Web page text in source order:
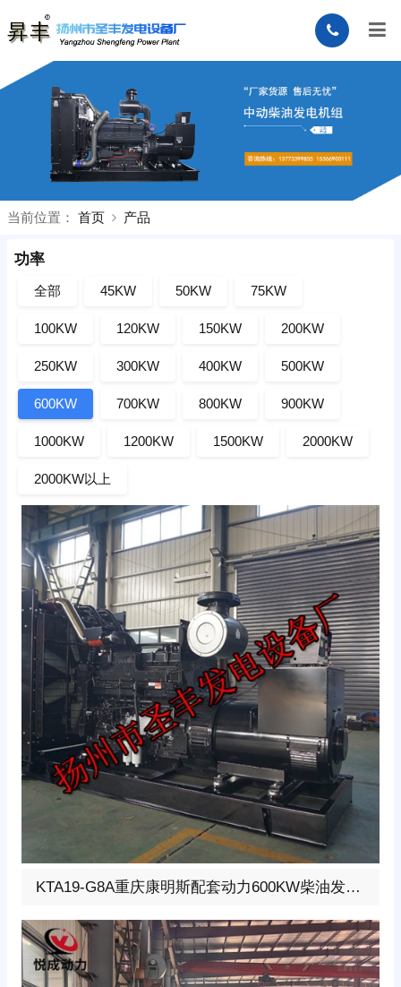
当前位置： 首页 产品
功率
全部 45KW 50KW 75KW
100KW 120KW 150KW 200KW
250KW 300KW 400KW 500KW
600KW 700KW 800KW 900KW
1000KW 1200KW 1500KW 2000KW
2000KW以上
600KW柴油发电机组，选用重庆康明斯配套动力型号:KTA
动、涡轮增压V型6缸发动机配套昇丰全铜无刷发电机，全
铜发电机质保两年。标配自启动自保护液晶控制器。
KTA19-G8A重庆康明斯配套动力600KW柴油发电机组